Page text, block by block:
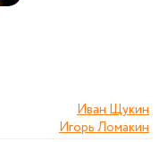
Иван Щукин
Игорь Ломакин